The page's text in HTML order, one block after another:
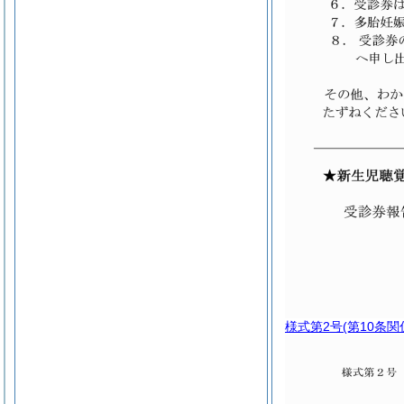
様式第2号(第10条関